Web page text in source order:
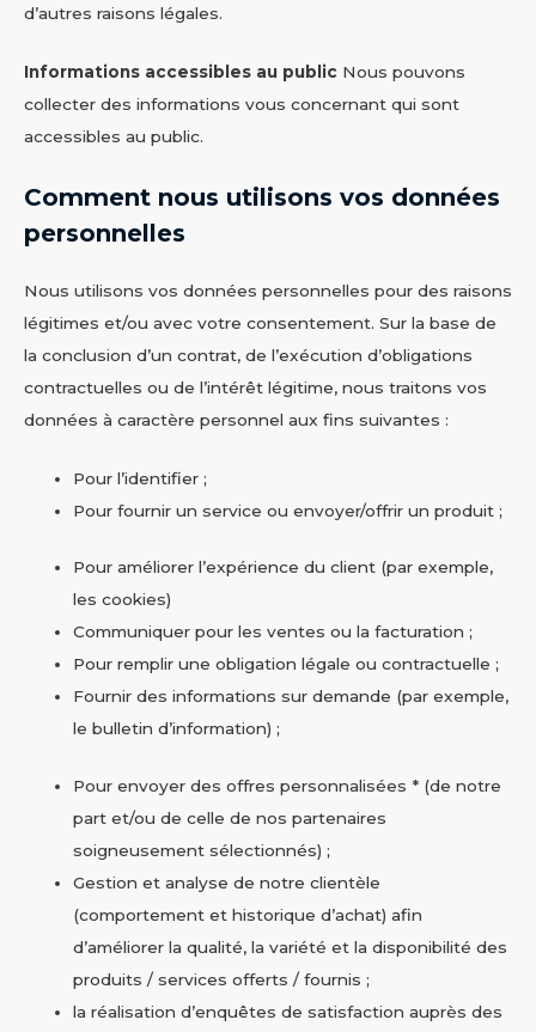
d’autres raisons légales.
Informations accessibles au public Nous pouvons
collecter des informations vous concernant qui sont
accessibles au public.
Comment nous utilisons vos données
personnelles
Nous utilisons vos données personnelles pour des raisons
légitimes et/ou avec votre consentement. Sur la base de
la conclusion d’un contrat, de l’exécution d’obligations
contractuelles ou de l’intérêt légitime, nous traitons vos
données à caractère personnel aux fins suivantes :
Pour l’identifier ;
Pour fournir un service ou envoyer/offrir un produit ;
Pour améliorer l’expérience du client (par exemple,
les cookies)
Communiquer pour les ventes ou la facturation ;
Pour remplir une obligation légale ou contractuelle ;
Fournir des informations sur demande (par exemple,
le bulletin d’information) ;
Pour envoyer des offres personnalisées * (de notre
part et/ou de celle de nos partenaires
soigneusement sélectionnés) ;
Gestion et analyse de notre clientèle
(comportement et historique d’achat) afin
d’améliorer la qualité, la variété et la disponibilité des
produits / services offerts / fournis ;
la réalisation d’enquêtes de satisfaction auprès des